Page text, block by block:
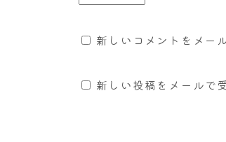
新しいコメントをメー
新しい投稿をメールで